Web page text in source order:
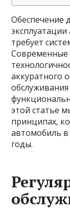
Обеспечение
требует
Современные
аккуратного
этой статье
принципах,
автомобиль
годы.